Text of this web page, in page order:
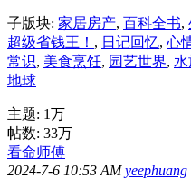
子版块: 家居房产, 百科全书,
超级省钱王！ , 日记回忆, 心
常识, 美食烹饪, 园艺世界,
地球
主题: 1万
帖数: 33万
看命师傅
2024-7-6 10:53 AMyeephuang